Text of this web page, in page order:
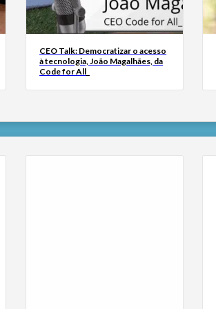
CEO Talk: Democratizar o acesso
à tecnologia, João Magalhães, da
Code for All_